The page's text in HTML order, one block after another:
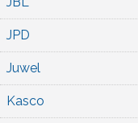
JPD
Juwel
Kasco